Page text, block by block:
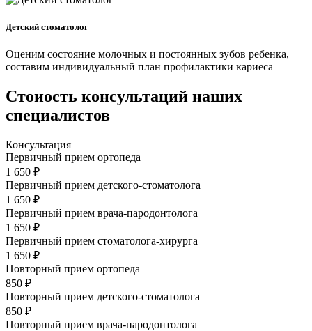
Детский стоматолог
Оценим состояние молочных и постоянных зубов ребенка,
составим индивидуальный план профилактики кариеса
Стоиость консультаций наших
специалистов
Консультация
Первичный прием ортопеда
1 650 ₽
Первичный прием детского-стоматолога
1 650 ₽
Первичный прием врача-пародонтолога
1 650 ₽
Первичный прием стоматолога-хирурга
1 650 ₽
Повторный прием ортопеда
850 ₽
Повторный прием детского-стоматолога
850 ₽
Повторный прием врача-пародонтолога